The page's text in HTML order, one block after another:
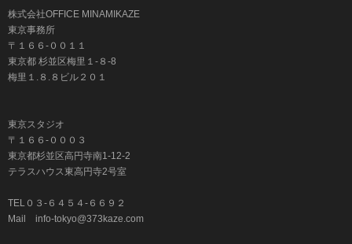
株式会社OFFICE MINAMIKAZE
東京事務所
〒１６６-００１１
東京都 杉並区梅里１-８-8
梅里１.８.８ビル２０１
東京スタジオ
〒１６６-０００３
東京都杉並区高円寺南1-12-2
テラスハウス東高円寺2号室
TEL０３-６４５４-６６９２
Mail info-tokyo@373kaze.com